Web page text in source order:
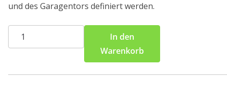
und des Garagentors definiert werden.
Homematic
IP
Home
In den
Warenkorb